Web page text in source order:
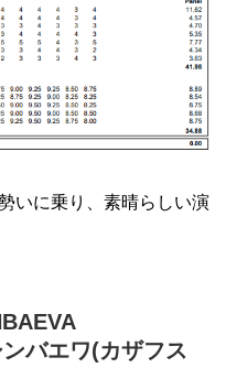
いに乗り、素晴らしい演
バエワ(カザフス